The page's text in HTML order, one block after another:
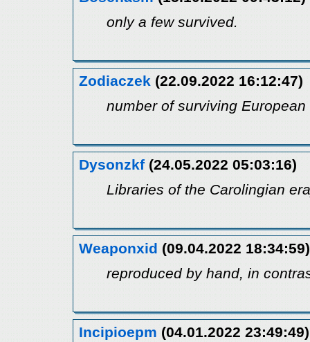
only a few survived.
Zodiaczek (22.09.2022 16:12:47)
number of surviving European
Dysonzkf (24.05.2022 05:03:16)
Libraries of the Carolingian
Weaponxid (09.04.2022 18:34:59)
reproduced by hand, in
Incipioepm (04.01.2022 23:49:49)